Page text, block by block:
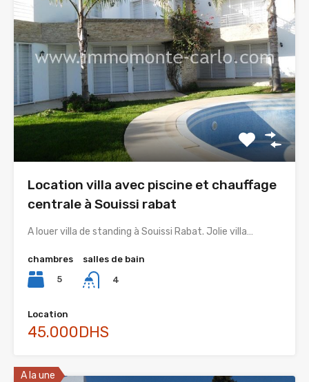
Location villa avec piscine et chauffage
centrale à Souissi rabat
A louer villa de standing à Souissi Rabat. Jolie villa…
chambres
5
salles de bain
4
Location
45.000DHS
A la une